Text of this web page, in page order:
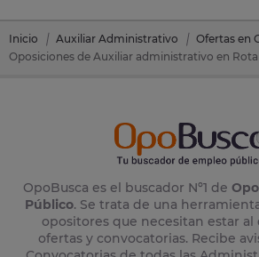
Inicio Auxiliar Administrativo
Ofertas en
OpoBusca es el buscador Nº1 de
Público. Se trata de una
opositores que necesitan estar al
ofertas y convocatorias. Recibe